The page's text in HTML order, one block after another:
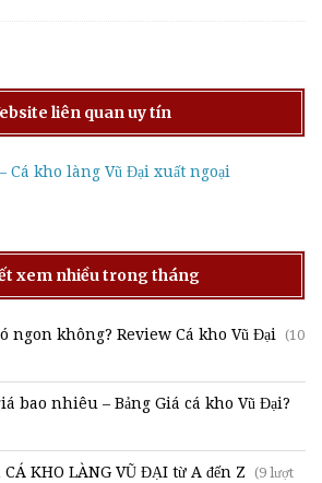
liên quan uy tín
Cá kho làng Vũ Đại xuất ngoại
xem nhiều trong tháng
ngon không? Review Cá kho Vũ Đại (10
bao nhiêu – Bảng Giá cá kho Vũ Đại?
KHO LÀNG VŨ ĐẠI từ A đến Z (9 lượt